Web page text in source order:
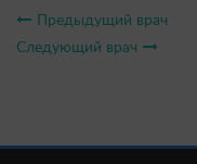
Предыдущий врач
Следующий врач